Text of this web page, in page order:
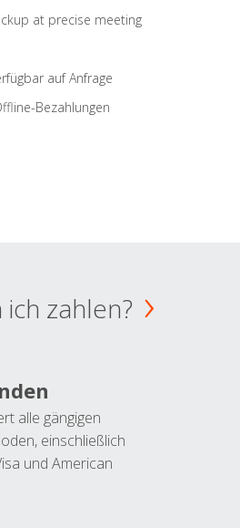
at precise meeting
auf Anfrage
Bezahlungen
zahlen?
alle gängigen
einschließlich
und American